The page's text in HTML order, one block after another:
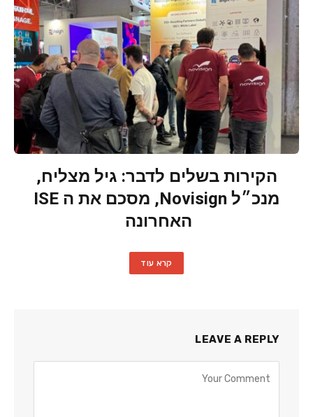
הקירות בשלים לדבר: גיל מצליח,
מנכ״ל Novisign, מסכם את ה ISE
האחרונה
קרא עוד
LEAVE A REPLY